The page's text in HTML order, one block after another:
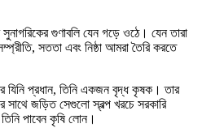
সুনাগরিকের গুণাবলি যেন গড়ে ওঠে। যেন তারা
সততা এবং নিষ্ঠা আমরা তৈরি করতে
যিনি প্রধান, তিনি একজন বৃদ্ধ কৃষক। তার
সাথে জড়িত সেগুলো স্বল্প খরচে সরকারি
পাবেন কৃষি লোন।